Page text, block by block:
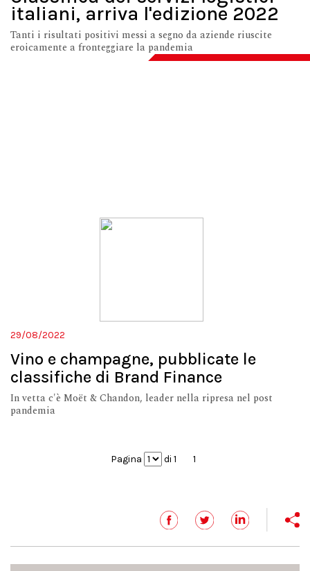
italiani, arriva l'edizione 2022
Tanti i risultati positivi messi a segno da aziende riuscite
eroicamente a fronteggiare la pandemia
29/08/2022
Vino e champagne, pubblicate le
classifiche di Brand Finance
In vetta c'è Moët & Chandon, leader nella ripresa nel post
pandemia
Pagina di 1 1